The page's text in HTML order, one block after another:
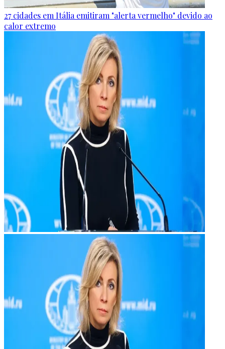
27 cidades em Itália emitiram "alerta vermelho" devido ao
calor extremo